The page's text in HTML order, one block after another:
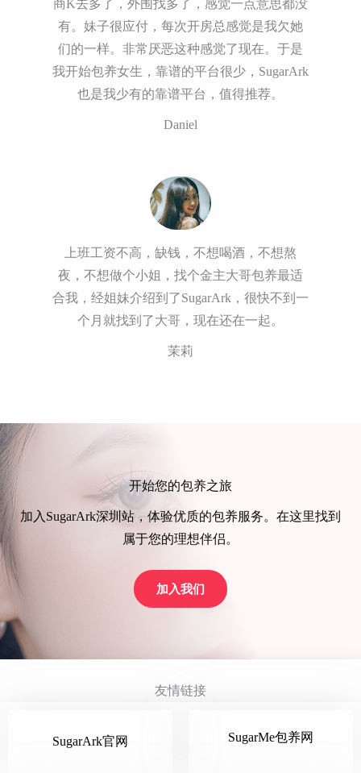
商K去多了，外围找多了，感觉一点意思都没
有。妹子很应付，每次开房总感觉是我欠她
们的一样。非常厌恶这种感觉了现在。于是
我开始包养女生，靠谱的平台很少，SugarArk
也是我少有的靠谱平台，值得推荐。
Daniel
上班工资不高，缺钱，不想喝酒，不想熬
夜，不想做个小姐，找个金主大哥包养最适
合我，经姐妹介绍到了SugarArk，很快不到一
个月就找到了大哥，现在还在一起。
茉莉
开始您的包养之旅
加入SugarArk深圳站，体验优质的包养服务。在这里找到
属于您的理想伴侣。
加入我们
友情链接
SugarArk官网 SugarMe包养网